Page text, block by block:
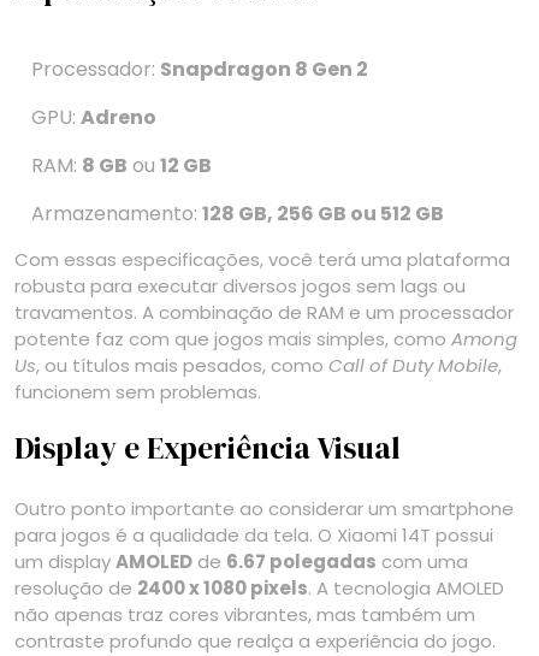
Processador: Snapdragon 8 Gen 2
GPU: Adreno
RAM: 8 GB ou 12 GB
Armazenamento: 128 GB, 256 GB ou 512 GB
Com essas especificações, você terá uma plataforma
robusta para executar diversos jogos sem lags ou
travamentos. A combinação de RAM e um processador
potente faz com que jogos mais simples, como Among
Us, ou títulos mais pesados, como Call of Duty Mobile,
funcionem sem problemas.
Display e Experiência Visual
Outro ponto importante ao considerar um smartphone
para jogos é a qualidade da tela. O Xiaomi 14T possui
um displayAMOLED de 6.67 polegadas com uma
resolução de 2400 x 1080 pixels. A tecnologia AMOLED
não apenas traz cores vibrantes, mas também um
contraste profundo que realça a experiência do jogo.